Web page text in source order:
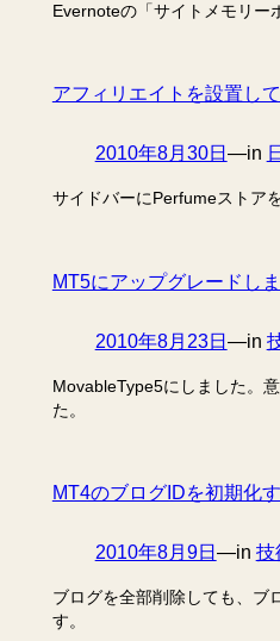
Evernoteの「サイトメモリー
アフィリエイトを設置し
2010年8月30日 —in
サイドバーにPerfumeストア
MT5にアップグレードし
2010年8月23日 —in
MovableType5にしました。
た。
MT4のブログIDを初期化
2010年8月9日 —in 技
ブログを全部削除しても、ブ
す。